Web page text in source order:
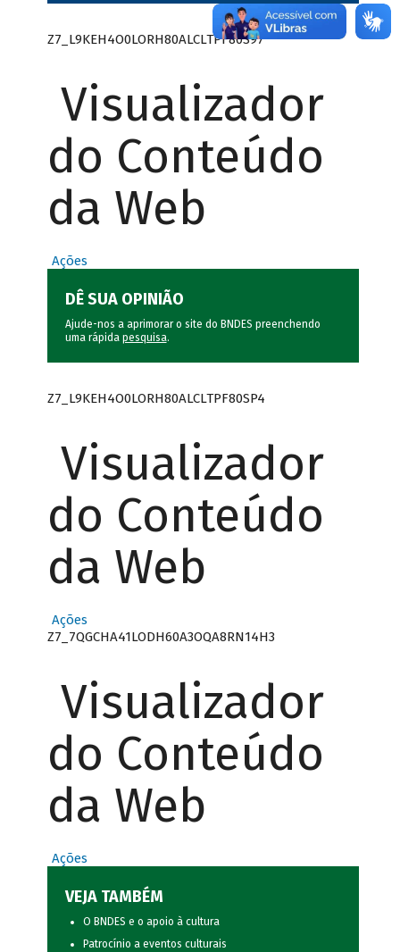
Z7_L9KEH4O0LORH80ALCLTPF80S97
Visualizador
do Conteúdo
da Web
Ações
DÊ SUA OPINIÃO
Ajude-nos a aprimorar o site do BNDES preenchendo
uma rápida pesquisa.
Z7_L9KEH4O0LORH80ALCLTPF80SP4
Visualizador
do Conteúdo
da Web
Ações
Z7_7QGCHA41LODH60A3OQA8RN14H3
Visualizador
do Conteúdo
da Web
Ações
VEJA TAMBÉM
O BNDES e o apoio à cultura
Patrocínio a eventos culturais